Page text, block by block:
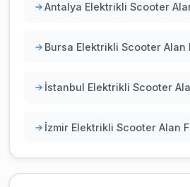
Antalya Elektrikli Scooter
Bursa Elektrikli Scooter Alan
İstanbul Elektrikli Scooter
İzmir Elektrikli Scooter Alan